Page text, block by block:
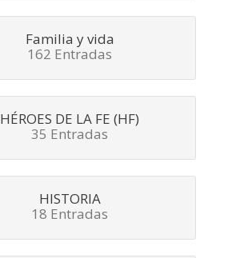
Familia y vida
162 Entradas
HÉROES DE LA FE (HF)
35 Entradas
HISTORIA
18 Entradas